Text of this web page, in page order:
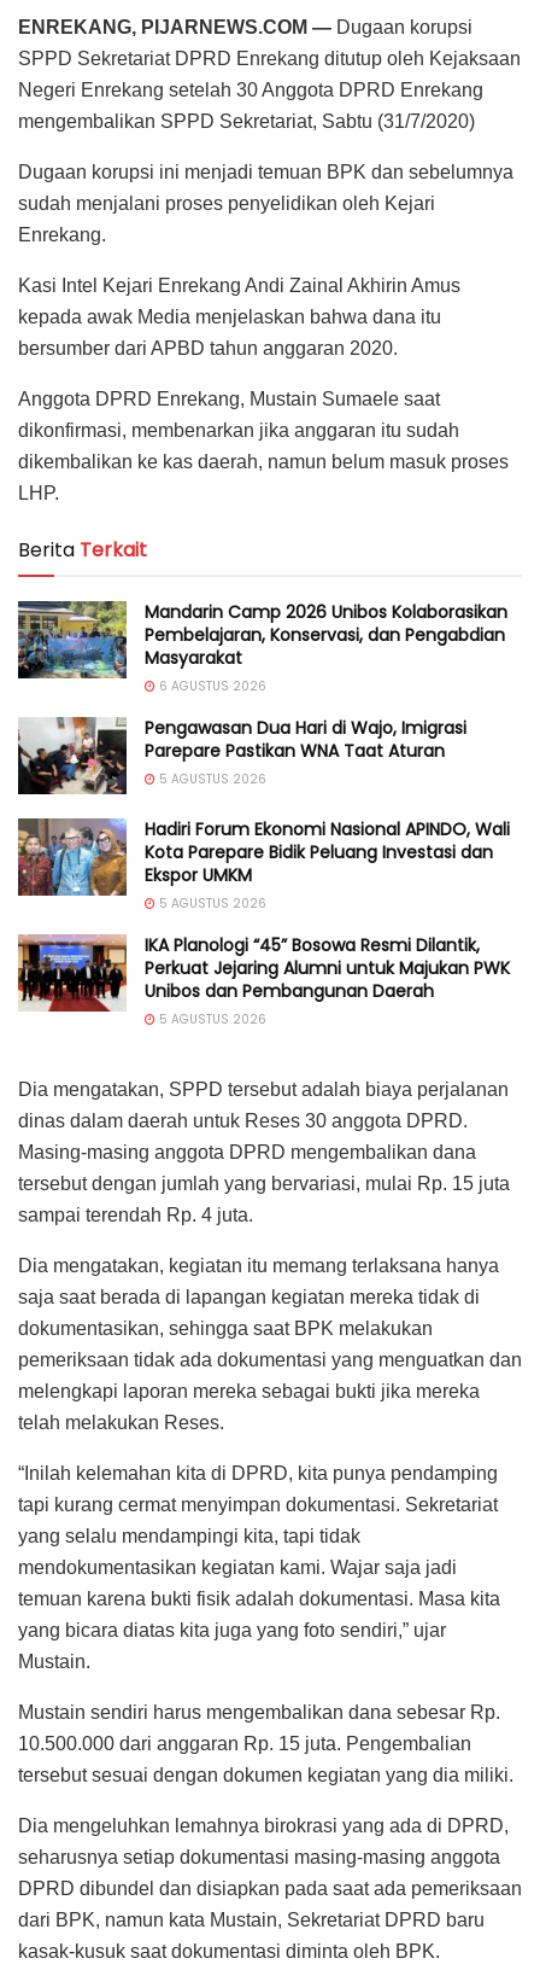
ENREKANG, PIJARNEWS.COM — Dugaan korupsi
SPPD Sekretariat DPRD Enrekang ditutup oleh Kejaksaan
Negeri Enrekang setelah 30 Anggota DPRD Enrekang
mengembalikan SPPD Sekretariat, Sabtu (31/7/2020)
Dugaan korupsi ini menjadi temuan BPK dan sebelumnya
sudah menjalani proses penyelidikan oleh Kejari
Enrekang.
Kasi Intel Kejari Enrekang Andi Zainal Akhirin Amus
kepada awak Media menjelaskan bahwa dana itu
bersumber dari APBD tahun anggaran 2020.
Anggota DPRD Enrekang, Mustain Sumaele saat
dikonfirmasi, membenarkan jika anggaran itu sudah
dikembalikan ke kas daerah, namun belum masuk proses
LHP.
Berita Terkait
Mandarin Camp 2026 Unibos Kolaborasikan
Pembelajaran, Konservasi, dan Pengabdian
Masyarakat
6 AGUSTUS 2026
Pengawasan Dua Hari di Wajo, Imigrasi
Parepare Pastikan WNA Taat Aturan
5 AGUSTUS 2026
Hadiri Forum Ekonomi Nasional APINDO, Wali
Kota Parepare Bidik Peluang Investasi dan
Ekspor UMKM
5 AGUSTUS 2026
IKA Planologi “45” Bosowa Resmi Dilantik,
Perkuat Jejaring Alumni untuk Majukan PWK
Unibos dan Pembangunan Daerah
5 AGUSTUS 2026
Dia mengatakan, SPPD tersebut adalah biaya perjalanan
dinas dalam daerah untuk Reses 30 anggota DPRD.
Masing-masing anggota DPRD mengembalikan dana
tersebut dengan jumlah yang bervariasi, mulai Rp. 15 juta
sampai terendah Rp. 4 juta.
Dia mengatakan, kegiatan itu memang terlaksana hanya
saja saat berada di lapangan kegiatan mereka tidak di
dokumentasikan, sehingga saat BPK melakukan
pemeriksaan tidak ada dokumentasi yang menguatkan dan
melengkapi laporan mereka sebagai bukti jika mereka
telah melakukan Reses.
“Inilah kelemahan kita di DPRD, kita punya pendamping
tapi kurang cermat menyimpan dokumentasi. Sekretariat
yang selalu mendampingi kita, tapi tidak
mendokumentasikan kegiatan kami. Wajar saja jadi
temuan karena bukti fisik adalah dokumentasi. Masa kita
yang bicara diatas kita juga yang foto sendiri,” ujar
Mustain.
Mustain sendiri harus mengembalikan dana sebesar Rp.
10.500.000 dari anggaran Rp. 15 juta. Pengembalian
tersebut sesuai dengan dokumen kegiatan yang dia miliki.
Dia mengeluhkan lemahnya birokrasi yang ada di DPRD,
seharusnya setiap dokumentasi masing-masing anggota
DPRD dibundel dan disiapkan pada saat ada pemeriksaan
dari BPK, namun kata Mustain, Sekretariat DPRD baru
kasak-kusuk saat dokumentasi diminta oleh BPK.